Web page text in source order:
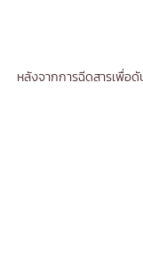
หลังจากการฉีดสารเพื่อดั